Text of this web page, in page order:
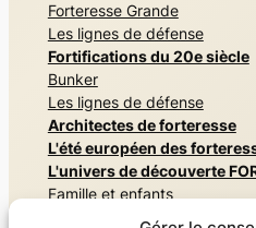
Forteresse Grande
Les lignes de défense
Fortifications du 20e siècle
Bunker
Les lignes de défense
Architectes de forteresse
L'été européen des
L'univers de découverte
Famille et enfants
Mémoriaux et monuments